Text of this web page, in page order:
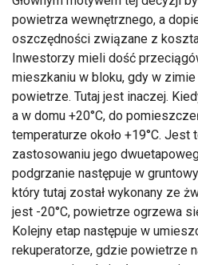
powietrza wewnętrznego, a
oszczędności związane z
Inwestorzy mieli dość
mieszkaniu w bloku, gdy w
powietrze. Tutaj jest inaczej.
a w domu +20°C, do
temperaturze około +19°C.
zastosowaniu jego
podgrzanie następuje w
który tutaj został wykonany ze
jest -20°C, powietrze ogrzewa
Kolejny etap następuje w
rekuperatorze, gdzie powietrze